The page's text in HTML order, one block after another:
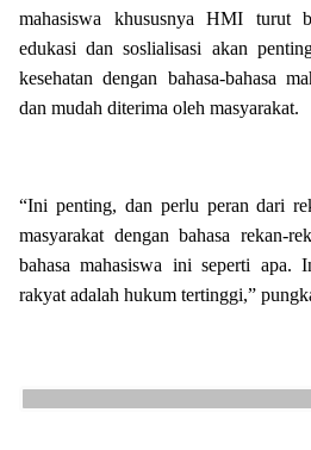
mahasiswa khususnya HMI turut
edukasi dan soslialisasi akan
kesehatan dengan bahasa-bahasa
dan mudah diterima oleh masyarakat.
“Ini penting, dan perlu peran dari
masyarakat dengan bahasa rekan-
bahasa mahasiswa ini seperti apa.
rakyat adalah hukum tertinggi,”